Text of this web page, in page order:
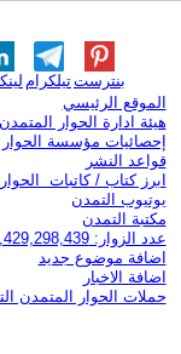
تيلكرامبنترست
الموقع الرئيسي
هيئة ادارة الحوار
إحصائيات مؤسسة الحوار
قواعد النشر
ابرز كتاب / كاتبات
يوتيوب التمدن
مكتبة التمدن
عدد الزوار: 3,429,298,439
اضافة موضوع جديد
اضافة الاخبار
حملات الحوار المتمدن